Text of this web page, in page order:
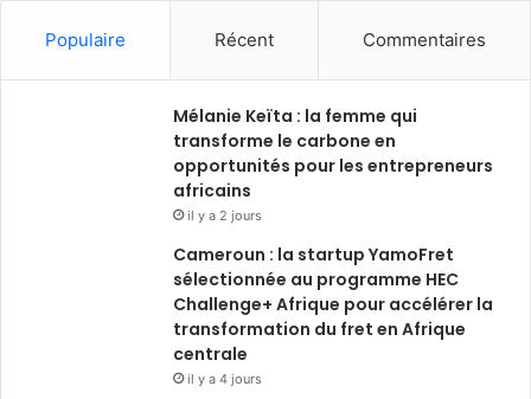
Populaire Récent Commentaires
Mélanie Keïta : la femme qui
transforme le carbone en
opportunités pour les entrepreneurs
africains
il y a 2 jours
Cameroun : la startup YamoFret
sélectionnée au programme HEC
Challenge+ Afrique pour accélérer la
transformation du fret en Afrique
centrale
il y a 4 jours